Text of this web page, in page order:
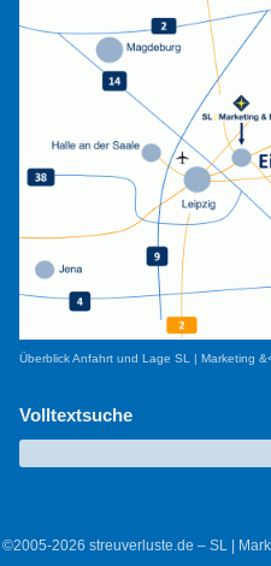
Überblick Anfahrt und Lage SL | Marketing
Volltextsuche
©2005-2026 streuverluste.de – SL |